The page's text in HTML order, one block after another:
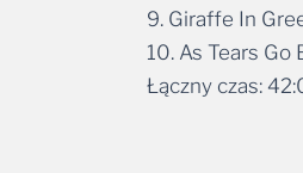
9. Giraffe In
10. As Tears Go
Łączny czas: